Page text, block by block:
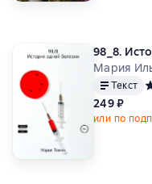
98_8.
Мария
Текст
249 ₽
или по